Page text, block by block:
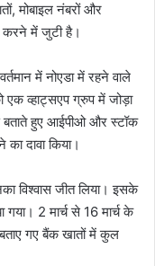
मोबाइल नंबरों और
करने में जुटी है।
में नोएडा में रहने वाले
व्हाट्सएप ग्रुप में जोड़ा
बताते हुए आईपीओ और स्टॉक
दावा किया।
विश्वास जीत लिया। इसके
2 मार्च से 16 मार्च के
बताए गए बैंक खातों में कुल